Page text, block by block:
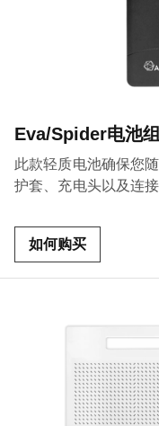
Eva/Spider电池组
此款轻质电池确保您
护套、充电头以及连
如何购买